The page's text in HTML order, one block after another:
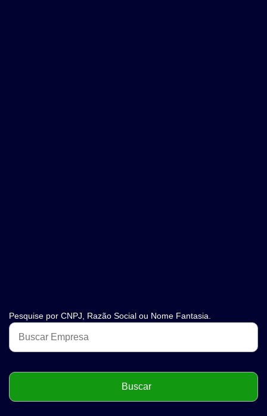
Pesquise por CNPJ, Razão Social ou Nome Fantasia.